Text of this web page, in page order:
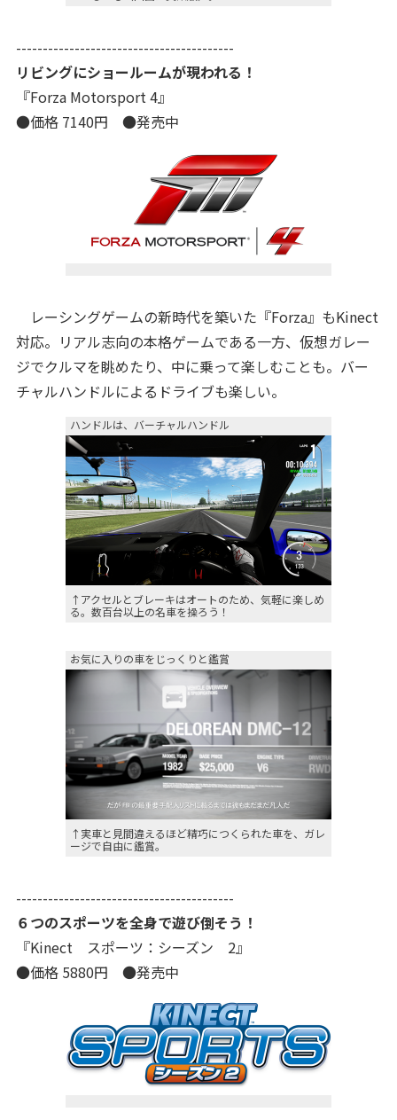
-----------------------------------------
リビングにショールームが現われる！
『Forza Motorsport 4』
●価格 7140円 ●発売中
レーシングゲームの新時代を築いた『Forza』もKinect
対応。リアル志向の本格ゲームである一方、仮想ガレー
ジでクルマを眺めたり、中に乗って楽しむことも。バー
チャルハンドルによるドライブも楽しい。
ハンドルは、バーチャルハンドル
↑アクセルとブレーキはオートのため、気軽に楽しめ
る。数百台以上の名車を操ろう！
お気に入りの車をじっくりと鑑賞
↑実車と見間違えるほど精巧につくられた車を、ガレ
ージで自由に鑑賞。
-----------------------------------------
６つのスポーツを全身で遊び倒そう！
『Kinect スポーツ：シーズン 2』
●価格 5880円 ●発売中